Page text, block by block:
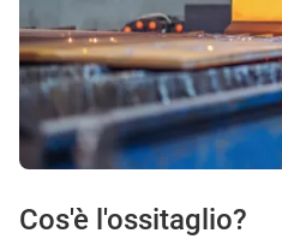
Cos'è l'ossitaglio?